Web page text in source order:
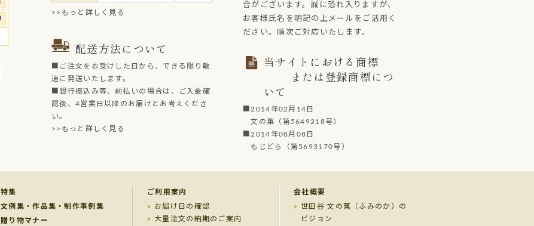
>>もっと詳しく見る
配送方法について
■ご注文をお受けした日から、できる限り敏
速に発送いたします。
■銀行振込み等、前払いの場合は、ご入金確
認後、4営業日以降のお届けとお考えくださ
い。
>>もっと詳しく見る
合がございます。誠に恐れ入りますが、
お客様氏名を明記の上メールをご活用く
ださい。順次ご対応いたします。
当サイトにおける商標
または登録商標につ
いて
■2014年02月14日
文の菓（第5649218号）
■2014年08月08日
もじどら（第5693170号）
特集
文例集・作品集・制作事例集
贈り物マナー
ご利用案内
お届け日の確認
大量注文の納期のご案内
会社概要
世田谷 文の菓（ふみのか）の
ビジョン